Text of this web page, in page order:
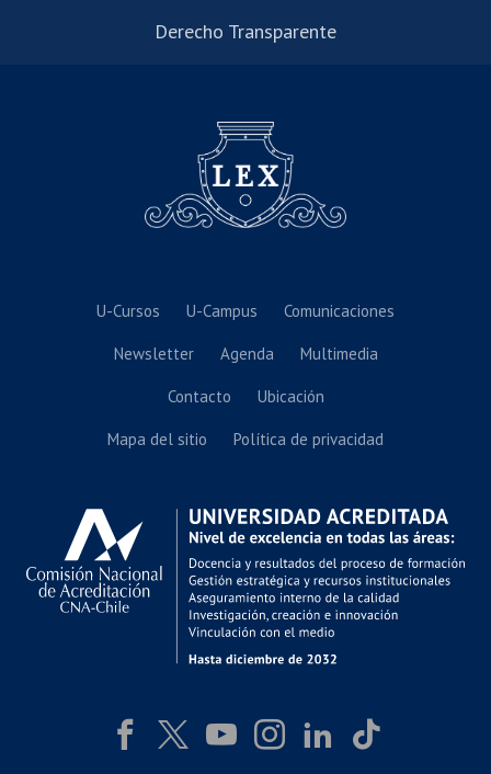
Derecho Transparente
U-Cursos U-Campus Comunicaciones
Newsletter Agenda Multimedia
Contacto Ubicación
Mapa del sitio Política de privacidad